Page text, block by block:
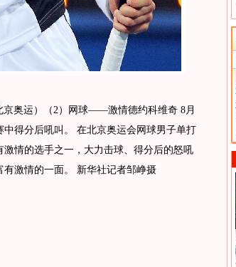
奥运）（2）网球——激情德约科维奇 8月
得分后吼叫。 在北京奥运会网球男子单打
情的选手之一，大力击球、得分后的怒吼
激情的一面。 新华社记者邹峥摄